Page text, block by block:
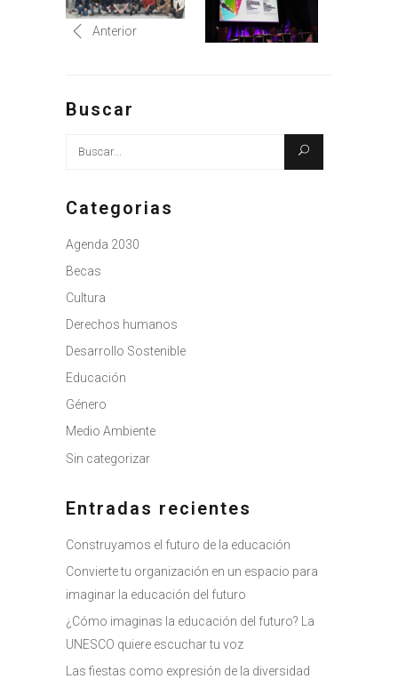
Anterior
Buscar
Busque:
Categorias
Agenda 2030
Becas
Cultura
Derechos humanos
Desarrollo Sostenible
Educación
Género
Medio Ambiente
Sin categorizar
Entradas recientes
Construyamos el futuro de la educación
Convierte tu organización en un espacio para
imaginar la educación del futuro
¿Cómo imaginas la educación del futuro? La
UNESCO quiere escuchar tu voz
Las fiestas como expresión de la diversidad